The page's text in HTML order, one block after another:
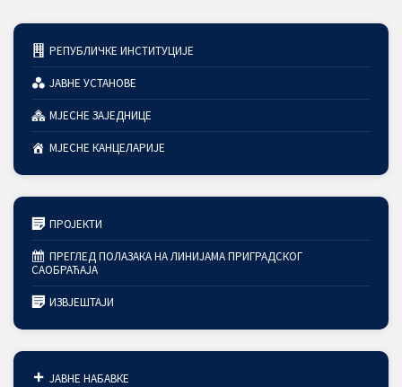
РЕПУБЛИЧКЕ ИНСТИТУЦИЈЕ
ЈАВНЕ УСТАНОВЕ
МЈЕСНЕ ЗАЈЕДНИЦЕ
МЈЕСНЕ КАНЦЕЛАРИЈЕ
ПРОЈЕКТИ
ПРЕГЛЕД ПОЛАЗАКА НА ЛИНИЈАМА ПРИГРАДСКОГ
САОБРАЋАЈА
ИЗВЈЕШТАЈИ
ЈАВНЕ НАБАВКЕ